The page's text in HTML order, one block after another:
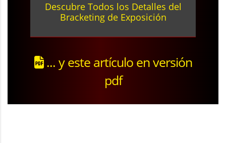
Descubre Todos los Detalles del
Bracketing de Exposición
... y este artículo en versión
pdf